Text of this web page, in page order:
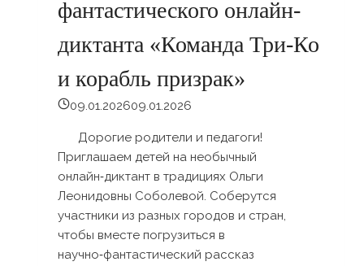
фантастического онлайн-
диктанта «Команда Три-Ко
и корабль призрак»
09.01.202609.01.2026
Дорогие родители и педагоги!
Приглашаем детей на необычный
онлайн‑диктант в традициях Ольги
Леонидовны Соболевой. Соберутся
участники из разных городов и стран,
чтобы вместе погрузиться в
научно‑фантастический рассказ